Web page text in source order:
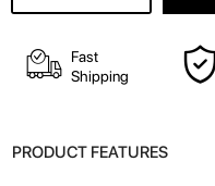
Fast
Shipping
PRODUCT FEATURES